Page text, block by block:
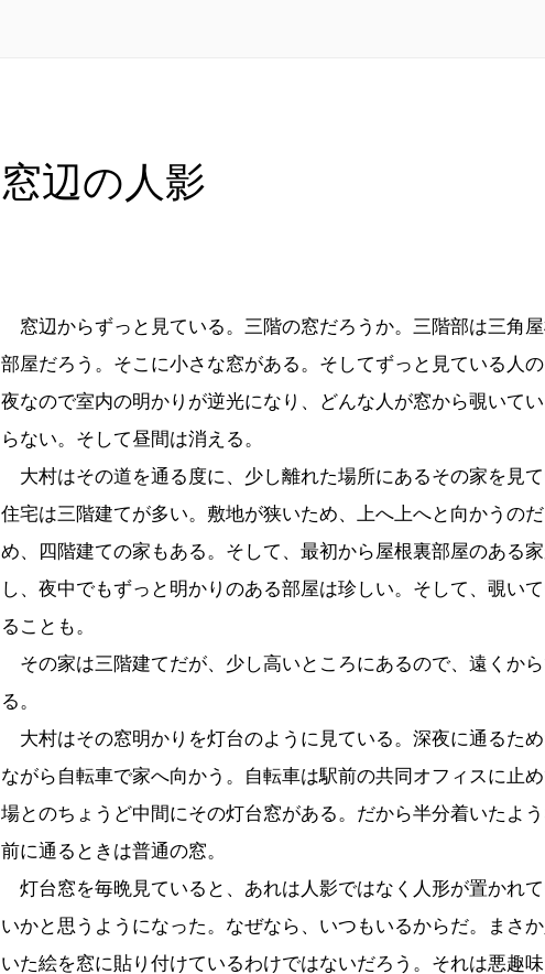
窓辺の人影
窓辺からずっと見ている。三階の窓だろうか。三階部は三角
部屋だろう。そこに小さな窓がある。そしてずっと見ている人の
夜なので室内の明かりが逆光になり、どんな人が窓から覗いて
らない。そして昼間は消える。
大村はその道を通る度に、少し離れた場所にあるその家を見
住宅は三階建てが多い。敷地が狭いため、上へ上へと向かうの
め、四階建ての家もある。そして、最初から屋根裏部屋のある
し、夜中でもずっと明かりのある部屋は珍しい。そして、覗い
ることも。
その家は三階建てだが、少し高いところにあるので、遠くから
る。
大村はその窓明かりを灯台のように見ている。深夜に通るた
ながら自転車で家へ向かう。自転車は駅前の共同オフィスに止
場とのちょうど中間にその灯台窓がある。だから半分着いたよ
前に通るときは普通の窓。
灯台窓を毎晩見ていると、あれは人影ではなく人形が置かれ
いかと思うようになった。なぜなら、いつもいるからだ。まさ
いた絵を窓に貼り付けているわけではないだろう。それは悪趣味